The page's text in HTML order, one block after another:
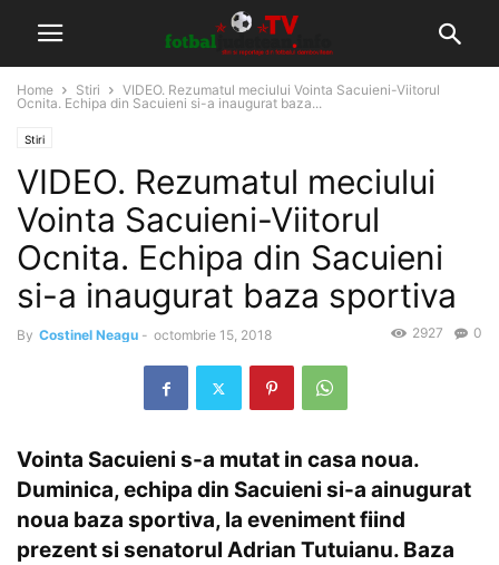
Home Stiri
VIDEO. Rezumatul meciului Vointa Sacuieni-Viitorul
Ocnita. Echipa din Sacuieni si-a inaugurat baza...
Stiri
VIDEO. Rezumatul meciului
Vointa Sacuieni-Viitorul
Ocnita. Echipa din Sacuieni
si-a inaugurat baza sportiva
By Costinel Neagu - octombrie 15, 2018 0
2927
Vointa Sacuieni s-a mutat in casa noua.
Duminica, echipa din Sacuieni si-a ainugurat
noua baza sportiva, la eveniment fiind
prezent si senatorul Adrian Tutuianu. Baza